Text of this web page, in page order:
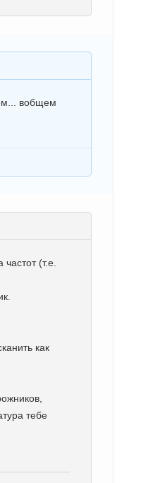
вобщем
(т.е.
как
тебе